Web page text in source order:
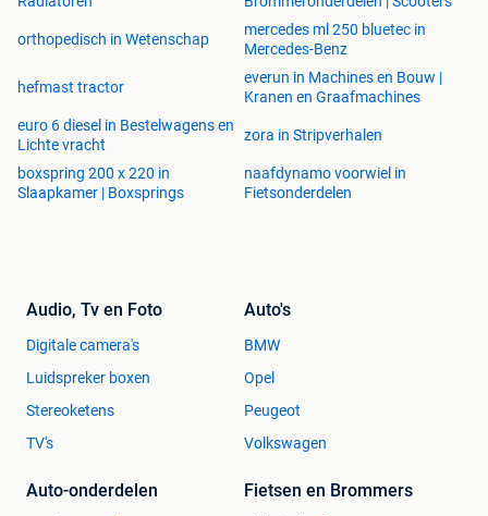
orthopedisch in Wetenschap
mercedes ml 250 bluetec in
Mercedes-Benz
hefmast tractor
everun in Machines en Bouw |
Kranen en Graafmachines
euro 6 diesel in Bestelwagens en
Lichte vracht
zora in Stripverhalen
boxspring 200 x 220 in
Slaapkamer | Boxsprings
naafdynamo voorwiel in
Fietsonderdelen
Audio, Tv en Foto
Digitale camera's
Luidspreker boxen
Stereoketens
TV's
Auto's
BMW
Opel
Peugeot
Volkswagen
Auto-onderdelen Fietsen en Brommers